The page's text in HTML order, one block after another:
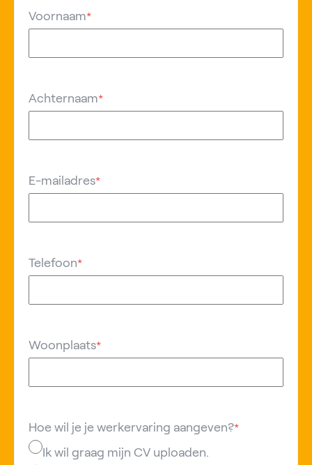
Voornaam*
Achternaam*
E-mailadres*
Telefoon*
Woonplaats*
Hoe wil je je werkervaring aangeven?*
Ik wil graag mijn CV uploaden.